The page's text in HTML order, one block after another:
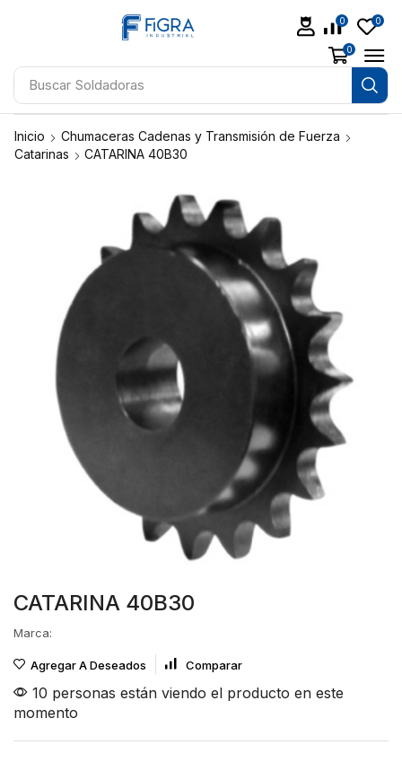
Buscar Soldadoras
0 0
0
Inicio
Chumaceras Cadenas y Transmisión de Fuerza
Catarinas
CATARINA 40B30
CATARINA 40B30
Marca:
Agregar A Deseados Comparar
10 personas están viendo el producto en este
momento